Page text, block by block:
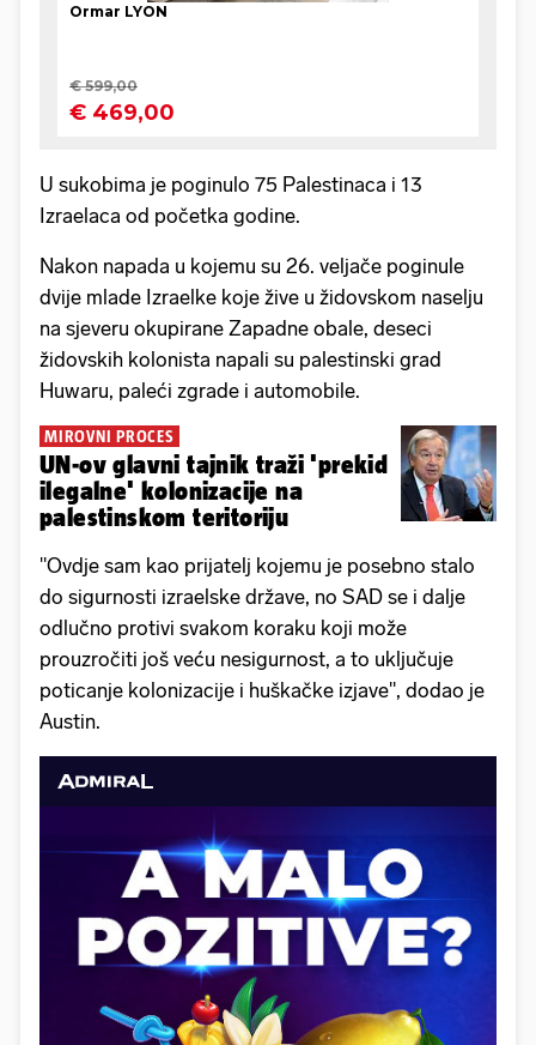
U sukobima je poginulo 75 Palestinaca i 13
Izraelaca od početka godine.
Nakon napada u kojemu su 26. veljače poginule
dvije mlade Izraelke koje žive u židovskom naselju
na sjeveru okupirane Zapadne obale, deseci
židovskih kolonista napali su palestinski grad
Huwaru, paleći zgrade i automobile.
MIROVNI PROCES
UN-ov glavni tajnik traži 'prekid
ilegalne' kolonizacije na
palestinskom teritoriju
"Ovdje sam kao prijatelj kojemu je posebno stalo
do sigurnosti izraelske države, no SAD se i dalje
odlučno protivi svakom koraku koji može
prouzročiti još veću nesigurnost, a to uključuje
poticanje kolonizacije i huškačke izjave", dodao je
Austin.